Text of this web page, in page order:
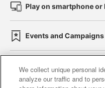
Play on smartphone or
Events and Campaigns
Affiliate Sustainability
We collect unique personal
analyze our traffic and to